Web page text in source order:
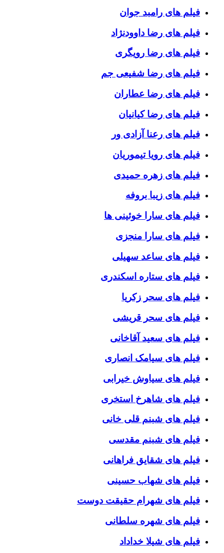
فیلم های رامبد جوان
فیلم های رضا داوودنژاد
فیلم های رضا رویگری
فیلم های رضا شفیعی جم
فیلم های رضا عطاران
فیلم های رضا کیانیان
فیلم های رعنا آزادی ور
فیلم های رویا تیموریان
فیلم های زهره حمیدی
فیلم های زیبا بروفه
فیلم های سارا خوئینی ها
فیلم های سارا منجزی
فیلم های ساعد سهیلی
فیلم های ستاره اسکندری
فیلم های سحر زکریا
فیلم های سحر قریشی
فیلم های سعید آقاخانی
فیلم های سیامک انصاری
فیلم های سیاوش خیرابی
فیلم های شاهرخ استخری
فیلم های شبنم قلی خانی
فیلم های شبنم مقدسی
فیلم های شقایق فراهانی
فیلم های شهاب حسینی
فیلم های شهرام حقیقت دوست
فیلم های شهره سلطانی
فیلم های شیلا خداداد